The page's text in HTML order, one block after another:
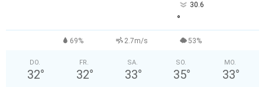
30.6
°
69% 2.7m/s 53%
DO.
32°
FR.
32°
SA.
33°
SO.
35°
MO.
33°